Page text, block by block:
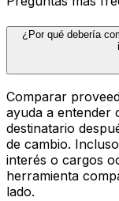
¿Por qué debería
Comparar
ayuda a entender
destinatario
de cambio.
interés o cargos
herramienta
lado.